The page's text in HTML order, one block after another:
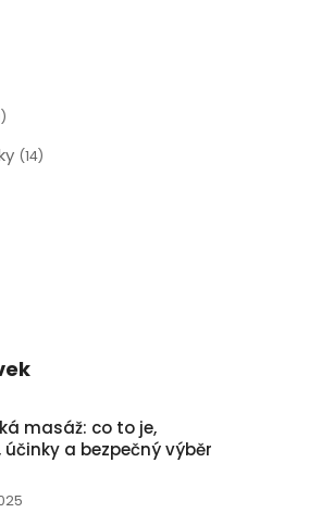
(14)
masáž: co to je,
účinky a bezpečný výběr